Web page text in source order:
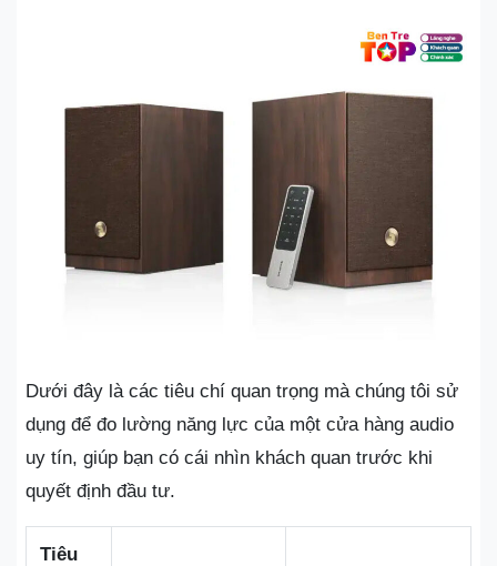
Dưới đây là các tiêu chí quan trọng mà chúng tôi sử
dụng để đo lường năng lực của một cửa hàng audio
uy tín, giúp bạn có cái nhìn khách quan trước khi
quyết định đầu tư.
Tiêu